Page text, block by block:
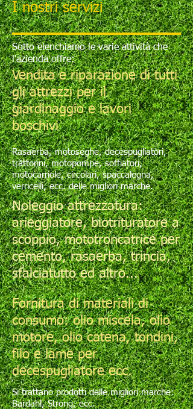
I nostri servizi
Sotto elenchiamo le varie attività che
l'azienda offre:
Vendita e riparazione di tutti
gli attrezzi per il
giardinaggio e lavori
boschivi
Rasaerba, motoseghe, decespugliatori,
trattorini, motopompe, soffiatori,
motocarriole, circolari, spaccalegna,
verricelli, ecc. delle migliori marche.
Noleggio attrezzatura:
arieggiatore, biotrituratore a
scoppio, mototroncatrice per
cemento, rasaerba, trincia,
sfalciatutto ed altro...
Fornitura di materiali di
consumo: olio miscela, olio
motore, olio catena, tondini,
filo e lame per
decespugliatore ecc.
Si trattano prodotti delle migliori marche:
Bardahl, Strong, ecc.